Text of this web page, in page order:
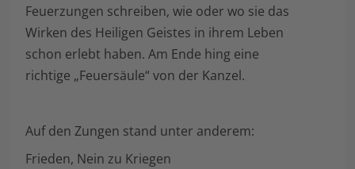
Feuerzungen schreiben, wie oder wo sie das
Wirken des Heiligen Geistes in ihrem Leben
schon erlebt haben. Am Ende hing eine
richtige „Feuersäule“ von der Kanzel.
Auf den Zungen stand unter anderem:
Frieden, Nein zu Kriegen